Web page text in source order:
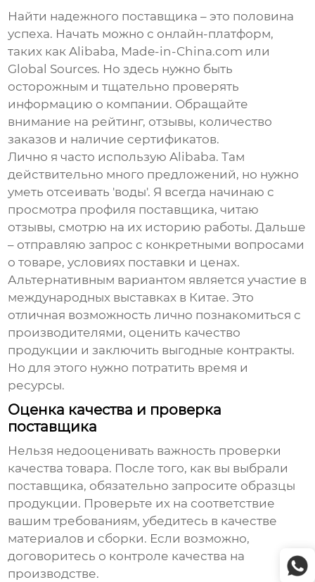
Найти надежного поставщика – это половина
успеха. Начать можно с онлайн-платформ,
таких как Alibaba, Made-in-China.com или
Global Sources. Но здесь нужно быть
осторожным и тщательно проверять
информацию о компании. Обращайте
внимание на рейтинг, отзывы, количество
заказов и наличие сертификатов.
Лично я часто использую Alibaba. Там
действительно много предложений, но нужно
уметь отсеивать 'воды'. Я всегда начинаю с
просмотра профиля поставщика, читаю
отзывы, смотрю на их историю работы. Дальше
– отправляю запрос с конкретными вопросами
о товаре, условиях поставки и ценах.
Альтернативным вариантом является участие в
международных выставках в Китае. Это
отличная возможность лично познакомиться с
производителями, оценить качество
продукции и заключить выгодные контракты.
Но для этого нужно потратить время и
ресурсы.
Оценка качества и проверка
поставщика
Нельзя недооценивать важность проверки
качества товара. После того, как вы выбрали
поставщика, обязательно запросите образцы
продукции. Проверьте их на соответствие
вашим требованиям, убедитесь в качестве
материалов и сборки. Если возможно,
договоритесь о контроле качества на
производстве.